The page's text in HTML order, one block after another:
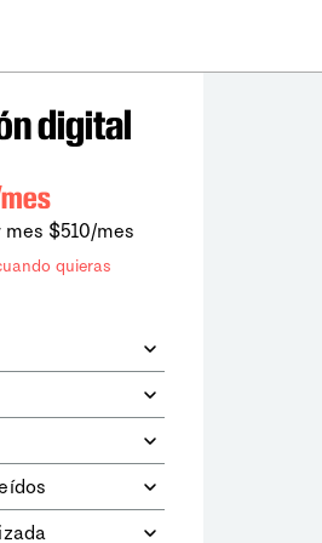
digital
$510/mes
quieras